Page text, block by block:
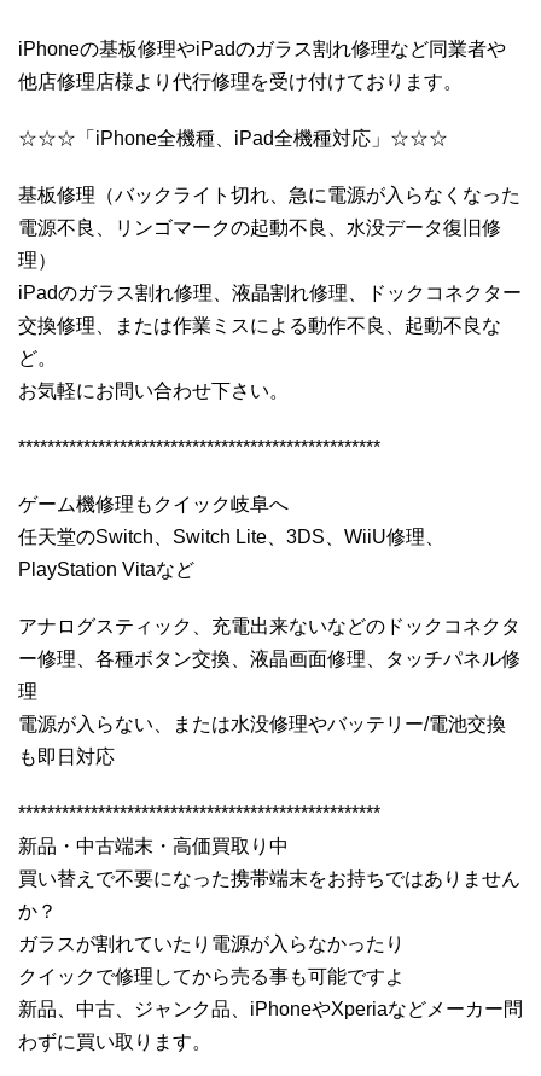
iPhoneの基板修理やiPadのガラス割れ修理など同業者や
他店修理店様より代行修理を受け付けております。
☆☆☆「iPhone全機種、iPad全機種対応」☆☆☆
基板修理（バックライト切れ、急に電源が入らなくなった
電源不良、リンゴマークの起動不良、水没データ復旧修
理）
iPadのガラス割れ修理、液晶割れ修理、ドックコネクター
交換修理、または作業ミスによる動作不良、起動不良な
ど。
お気軽にお問い合わせ下さい。
**************************************************
ゲーム機修理もクイック岐阜へ
任天堂のSwitch、Switch Lite、3DS、WiiU修理、
PlayStation Vitaなど
アナログスティック、充電出来ないなどのドックコネクタ
ー修理、各種ボタン交換、液晶画面修理、タッチパネル修
理
電源が入らない、または水没修理やバッテリー/電池交換
も即日対応
**************************************************
新品・中古端末・高価買取り中
買い替えで不要になった携帯端末をお持ちではありません
か？
ガラスが割れていたり電源が入らなかったり
クイックで修理してから売る事も可能ですよ
新品、中古、ジャンク品、iPhoneやXperiaなどメーカー問
わずに買い取ります。